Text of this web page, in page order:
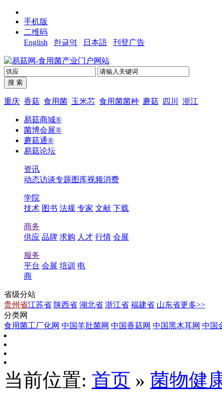
手机版
二维码
English
한글역 日本語 刊登广告
重庆 香菇 食用菌 玉米芯 食用菌菌种 蘑菇 四川 浙江
易菇商城®
菌博会展®
蘑菇通®
易菇论坛
资讯
动态访谈专题图库视频消费
学院
技术 图书 法规 专家 文献 下载
商务
供应 品牌 求购 人才 行情 会展
服务
平台 会展 培训 电
商
省级分站
贵州省江苏省 陕西省 湖北省 浙江省 福建省 山东省更多>>
分类网
食用菌工厂化网 中国羊肚菌网 中国香菇网 中国黑木耳网 中国
当前位置: 首页 » 菌物健